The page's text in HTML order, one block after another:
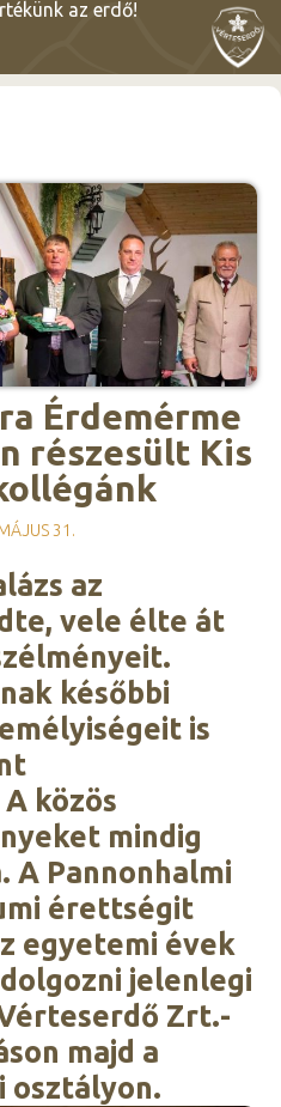
az erdő!
Érdemérme
részesült Kis
31.
az
vele élte át
későbbi
is
közös
mindig
Pannonhalmi
érettségit
egyetemi évek
jelenlegi
Zrt.-
majd a
osztályon.